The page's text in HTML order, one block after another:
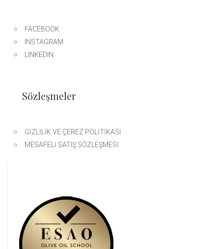
FACEBOOK
INSTAGRAM
LINKEDIN
Sözleşmeler
GIZLILIK VE ÇEREZ POLITIKASI
MESAFELI SATIŞ SÖZLEŞMESI